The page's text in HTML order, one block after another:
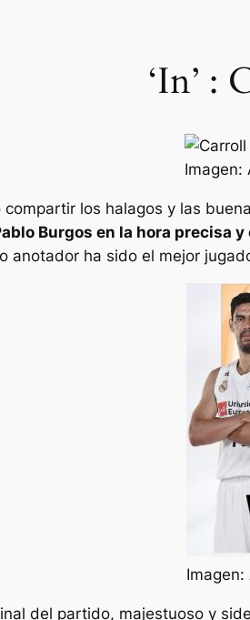
‘In’ :
Imagen:
los halagos y las
Burgos en la hora precisa
anotador ha sido el mejor
Imagen:
del partido, majestuoso y